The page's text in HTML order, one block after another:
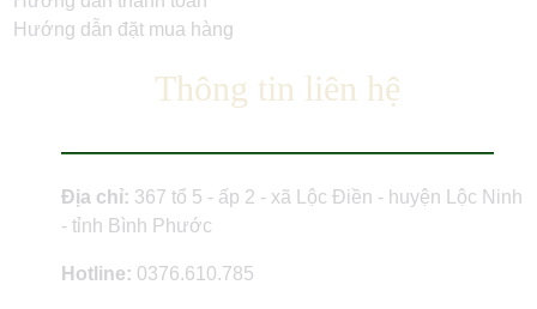
Hướng dẫn đặt mua hàng
Thông tin liên hệ
Địa chỉ: 367 tổ 5 - ấp 2 - xã Lộc Điền - huyện Lộc Ninh
- tỉnh Bình Phước
Hotline: 0376.610.785